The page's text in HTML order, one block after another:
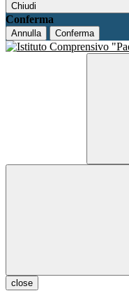
Chiudi
Conferma
Annulla Conferma
close